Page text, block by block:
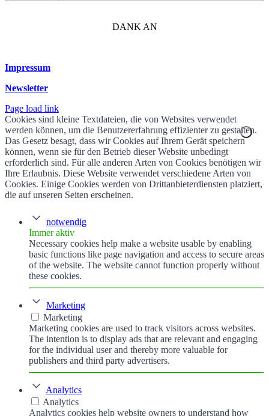
DANK AN
Impressum
Newsletter
Page load link
Cookies sind kleine Textdateien, die von Websites verwendet
werden können, um die Benutzererfahrung effizienter zu gestalten.
Das Gesetz besagt, dass wir Cookies auf Ihrem Gerät speichern
können, wenn sie für den Betrieb dieser Website unbedingt
erforderlich sind. Für alle anderen Arten von Cookies benötigen wir
Ihre Erlaubnis. Diese Website verwendet verschiedene Arten von
Cookies. Einige Cookies werden von Drittanbieterdiensten platziert,
die auf unseren Seiten erscheinen.
notwendig
Immer aktiv
Necessary cookies help make a website usable by enabling
basic functions like page navigation and access to secure areas
of the website. The website cannot function properly without
these cookies.
Marketing
Marketing
Marketing cookies are used to track visitors across websites.
The intention is to display ads that are relevant and engaging
for the individual user and thereby more valuable for
publishers and third party advertisers.
Analytics
Analytics
Analytics cookies help website owners to understand how